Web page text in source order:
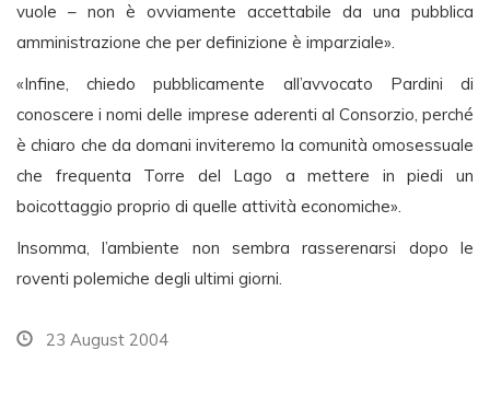
vuole – non è ovviamente accettabile da una pubblica
amministrazione che per definizione è imparziale».
«Infine, chiedo pubblicamente all’avvocato Pardini di
conoscere i nomi delle imprese aderenti al Consorzio, perché
è chiaro che da domani inviteremo la comunità omosessuale
che frequenta Torre del Lago a mettere in piedi un
boicottaggio proprio di quelle attività economiche».
Insomma, l’ambiente non sembra rasserenarsi dopo le
roventi polemiche degli ultimi giorni.
23 August 2004